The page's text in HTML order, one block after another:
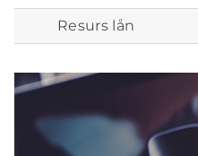
Resurs lån